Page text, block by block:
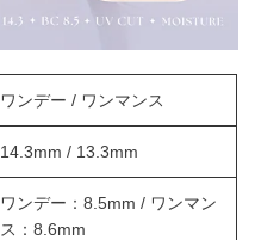
ワンデー / ワンマンス
14.3mm / 13.3mm
ワンデー：8.5mm / ワンマン
ス：8.6mm